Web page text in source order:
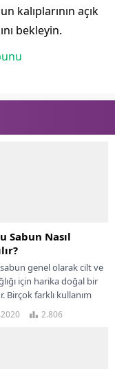
kalıplarının açık
bekleyin.
Sabun Nasıl
genel olarak cilt ve
için harika doğal bir
Birçok farklı kullanım
havuç sabununun...
2.806